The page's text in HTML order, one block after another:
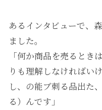
あるインタビューで、
ました。
「何か商品を売るとき
りも理解しなければい
し、の能ブ刺る品出た
る）んです」